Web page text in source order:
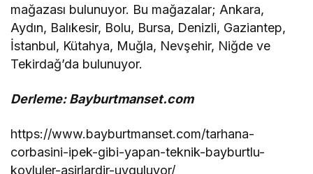
mağazası bulunuyor. Bu mağazalar; Ankara,
Aydın, Balıkesir, Bolu, Bursa, Denizli, Gaziantep,
İstanbul, Kütahya, Muğla, Nevşehir, Niğde ve
Tekirdağ’da bulunuyor.
Derleme: Bayburtmanset.com
https://www.bayburtmanset.com/tarhana-
corbasini-ipek-gibi-yapan-teknik-bayburtlu-
koyluler-asirlardir-uyguluyor/